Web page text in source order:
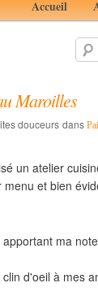
Accueil
Maroilles
douceurs dans
un atelier
et bien
ma
d'oeil à mes